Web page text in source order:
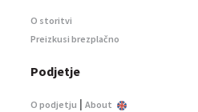
O storitvi
Preizkusi brezplačno
Podjetje
O podjetju | About